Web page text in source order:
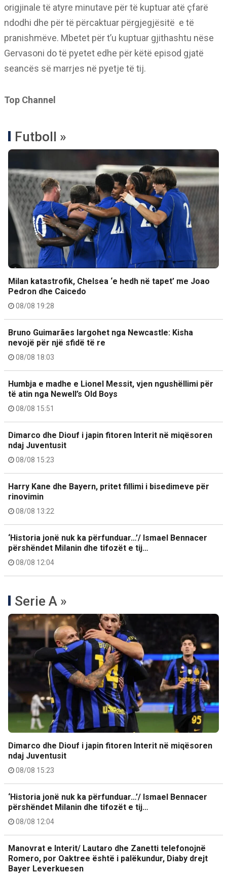
origjinale të atyre minutave për të kuptuar atë çfarë
ndodhi dhe për të përcaktuar përgjegjësitë e të
pranishmëve. Mbetet për t’u kuptuar gjithashtu nëse
Gervasoni do të pyetet edhe për këtë episod gjatë
seancës së marrjes në pyetje të tij.
Top Channel
Futboll »
Milan katastrofik, Chelsea ‘e hedh në tapet’ me Joao
Pedron dhe Caicedo
08/08 19:28
Bruno Guimarães largohet nga Newcastle: Kisha
nevojë për një sfidë të re
08/08 18:03
Humbja e madhe e Lionel Messit, vjen ngushëllimi për
të atin nga Newell’s Old Boys
08/08 15:51
Dimarco dhe Diouf i japin fitoren Interit në miqësoren
ndaj Juventusit
08/08 15:23
Harry Kane dhe Bayern, pritet fillimi i bisedimeve për
rinovimin
08/08 13:22
‘Historia jonë nuk ka përfunduar…’/ Ismael Bennacer
përshëndet Milanin dhe tifozët e tij…
08/08 12:04
Serie A »
Dimarco dhe Diouf i japin fitoren Interit në miqësoren
ndaj Juventusit
08/08 15:23
‘Historia jonë nuk ka përfunduar…’/ Ismael Bennacer
përshëndet Milanin dhe tifozët e tij…
08/08 12:04
Manovrat e Interit/ Lautaro dhe Zanetti telefonojnë
Romero, por Oaktree është i palëkundur, Diaby drejt
Bayer Leverkuesen